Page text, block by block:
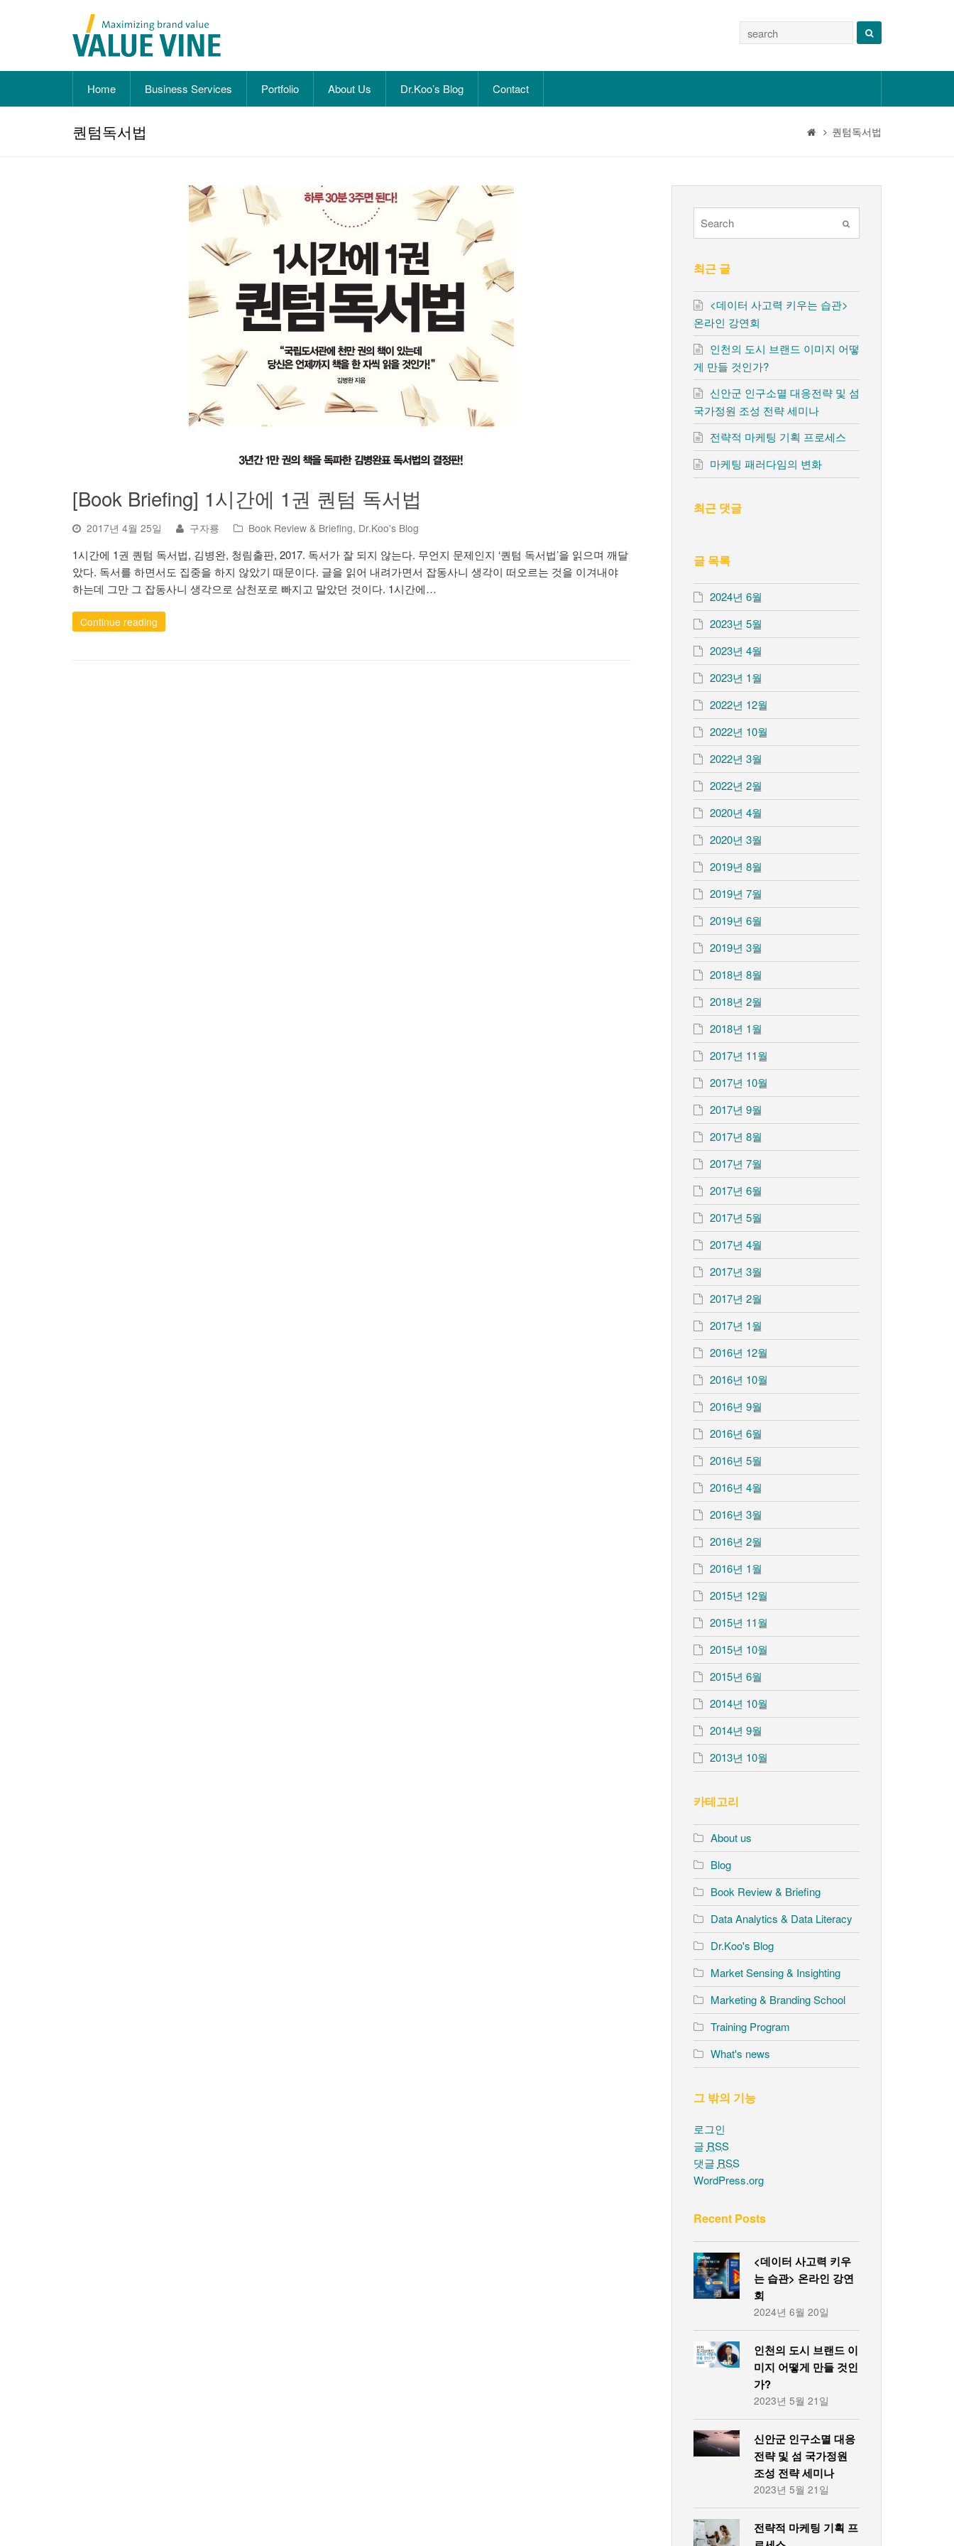
Home Business Services Portfolio About Us Dr.Koo’s Blog Contact
퀀텀독서법 퀀텀독서법
[Book Briefing] 1시간에 1권 퀀텀 독서법
2017년 4월 25일 구자룡 Book Review & Briefing, Dr.Koo's Blog
1시간에 1권 퀀텀 독서법, 김병완, 청림출판, 2017. 독서가 잘 되지 않는다. 무언지 문제인지 ‘퀀텀 독서법’을 읽으며 깨달
았다. 독서를 하면서도 집중을 하지 않았기 때문이다. 글을 읽어 내려가면서 잡동사니 생각이 떠오르는 것을 이겨내야
하는데 그만 그 잡동사니 생각으로 삼천포로 빠지고 말았던 것이다. 1시간에…
Continue reading
최근 글
<데이터 사고력 키우는 습관>
온라인 강연회
인천의 도시 브랜드 이미지 어떻
게 만들 것인가?
신안군 인구소멸 대응전략 및 섬
국가정원 조성 전략 세미나
전략적 마케팅 기획 프로세스
마케팅 패러다임의 변화
최근 댓글
글 목록
2024년 6월
2023년 5월
2023년 4월
2023년 1월
2022년 12월
2022년 10월
2022년 3월
2022년 2월
2020년 4월
2020년 3월
2019년 8월
2019년 7월
2019년 6월
2019년 3월
2018년 8월
2018년 2월
2018년 1월
2017년 11월
2017년 10월
2017년 9월
2017년 8월
2017년 7월
2017년 6월
2017년 5월
2017년 4월
2017년 3월
2017년 2월
2017년 1월
2016년 12월
2016년 10월
2016년 9월
2016년 6월
2016년 5월
2016년 4월
2016년 3월
2016년 2월
2016년 1월
2015년 12월
2015년 11월
2015년 10월
2015년 6월
2014년 10월
2014년 9월
2013년 10월
카테고리
About us
Blog
Book Review & Briefing
Data Analytics & Data Literacy
Dr.Koo's Blog
Market Sensing & Insighting
Marketing & Branding School
Training Program
What's news
그 밖의 기능
로그인
글 RSS
댓글 RSS
WordPress.org
Recent Posts
<데이터 사고력 키우
는 습관> 온라인 강연
회
2024년 6월 20일
인천의 도시 브랜드 이
미지 어떻게 만들 것인
가?
2023년 5월 21일
신안군 인구소멸 대응
전략 및 섬 국가정원
조성 전략 세미나
2023년 5월 21일
전략적 마케팅 기획 프